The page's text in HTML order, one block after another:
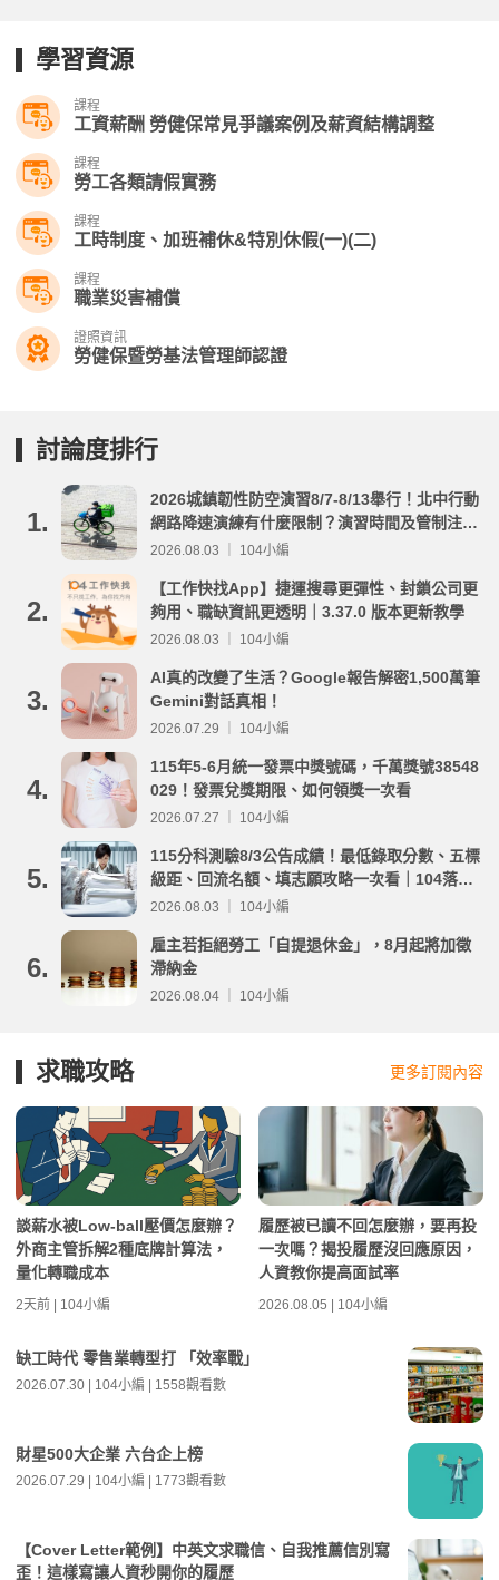
學習資源
課程
工資薪酬 勞健保常見爭議案例及薪資結構調整
課程
勞工各類請假實務
課程
工時制度、加班補休&特別休假(一)(二)
課程
職業災害補償
證照資訊
勞健保暨勞基法管理師認證
討論度排行
1.
2026城鎮韌性防空演習8/7-8/13舉行！北中行動
網路降速演練有什麼限制？演習時間及管制注意
事項整理
2026.08.03 ｜ 104小編
2.
【工作快找App】捷運搜尋更彈性、封鎖公司更
夠用、職缺資訊更透明｜3.37.0 版本更新教學
2026.08.03 ｜ 104小編
3.
AI真的改變了生活？Google報告解密1,500萬筆
Gemini對話真相！
2026.07.29 ｜ 104小編
4.
115年5-6月統一發票中獎號碼，千萬獎號38548
029！發票兌獎期限、如何領獎一次看
2026.07.27 ｜ 104小編
5.
115分科測驗8/3公告成績！最低錄取分數、五標
級距、回流名額、填志願攻略一次看｜104落點
分析
2026.08.03 ｜ 104小編
6.
雇主若拒絕勞工「自提退休金」，8月起將加徵
滯納金
2026.08.04 ｜ 104小編
求職攻略 更多訂閱內容
談薪水被Low-ball壓價怎麼辦？
外商主管拆解2種底牌計算法，
量化轉職成本
2天前 | 104小編
履歷被已讀不回怎麼辦，要再投
一次嗎？揭投履歷沒回應原因，
人資教你提高面試率
2026.08.05 | 104小編
缺工時代 零售業轉型打 「效率戰」
2026.07.30 | 104小編 | 1558觀看數
財星500大企業 六台企上榜
2026.07.29 | 104小編 | 1773觀看數
【Cover Letter範例】中英文求職信、自我推薦信別寫
歪！這樣寫讓人資秒開你的履歷